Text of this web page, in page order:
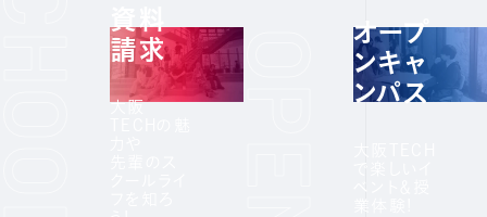
資料
請求
大阪
オープ
ンキャ
ンパス
で楽しいイ
ベント＆授
業体験!